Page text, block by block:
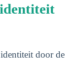
door de